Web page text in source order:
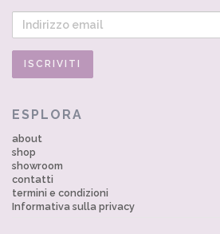
ESPLORA
about
shop
showroom
contatti
termini e condizioni
Informativa sulla privacy